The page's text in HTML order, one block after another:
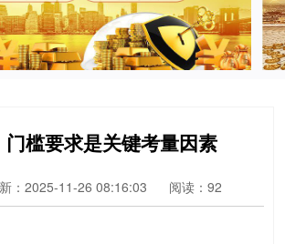
槛要求是关键考量因素
：2025-11-26 08:16:03 阅读：92